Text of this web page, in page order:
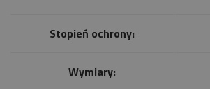
Stopień ochrony:
Wymiary: